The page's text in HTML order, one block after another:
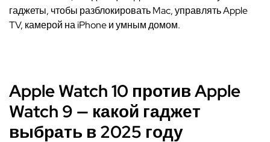
гаджеты, чтобы разблокировать Mac, управлять Apple
TV, камерой на iPhone и умным домом.
Apple Watch 10 против Apple
Watch 9 — какой гаджет
выбрать в 2025 году